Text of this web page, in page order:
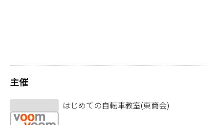
主催
はじめての自転車教室(東商会)